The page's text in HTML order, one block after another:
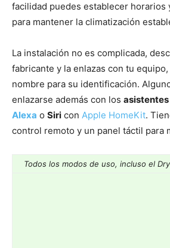
facilidad puedes establecer horarios
para mantener la climatización
La instalación no es complicada,
fabricante y la enlazas con tu
nombre para su identificación.
enlazarse además con los
Alexa o Siri con Apple HomeKit.
control remoto y un panel táctil para
Todos los modos de uso, incluso el